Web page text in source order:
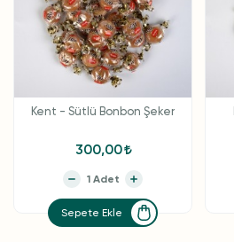
Kent - Sütlü Bonbon Şeker
300,00
Sepete Ekle